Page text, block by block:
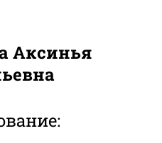
Аксинья